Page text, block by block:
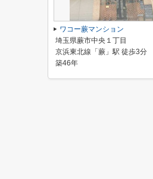
ワコー蕨マンション
埼玉県蕨市中央１丁目
京浜東北線「蕨」駅 徒歩3分
築46年